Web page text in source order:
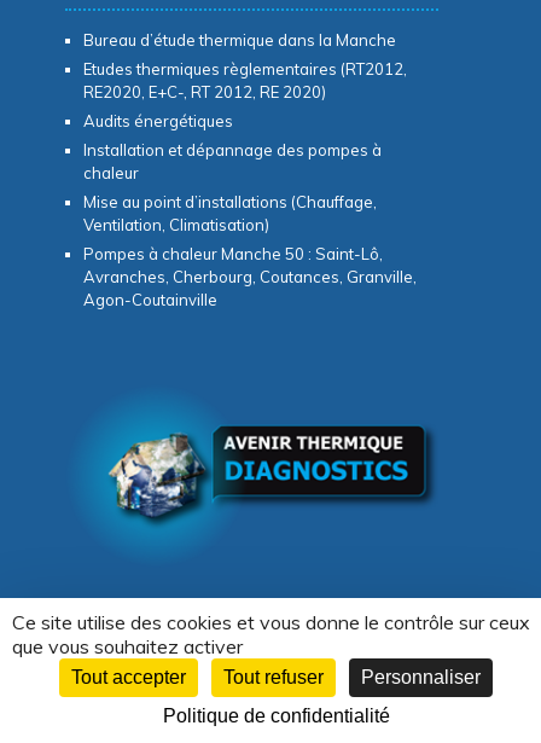
Bureau d’étude thermique dans la Manche
Etudes thermiques règlementaires (RT2012,
RE2020, E+C-, RT 2012, RE 2020)
Audits énergétiques
Installation et dépannage des pompes à
chaleur
Mise au point d’installations (Chauffage,
Ventilation, Climatisation)
Pompes à chaleur Manche 50 : Saint-Lô,
Avranches, Cherbourg, Coutances, Granville,
Agon-Coutainville
Copyright © 2026 -Avenir Thermique & Diagnostics
Création WebCom.Me
Ce site utilise des cookies et vous donne le contrôle sur ceux
que vous souhaitez activer
Tout accepter Tout refuser
Personnaliser
Politique de confidentialité